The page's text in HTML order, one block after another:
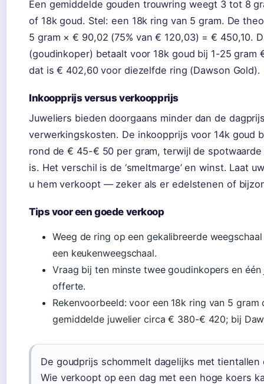
Een gemiddelde gouden trouwring weegt 3 tot 8
of 18k goud. Stel: een 18k ring van 5 gram. De
5 gram × € 90,02 (75% van € 120,03) = € 450,10.
(goudinkoper) betaalt voor 18k goud bij 1-25
dat is € 402,60 voor diezelfde ring (Dawson Gold).
Inkoopprijs versus verkoopprijs
Juweliers bieden doorgaans minder dan de
verwerkingskosten. De inkoopprijs voor 14k goud
rond de € 45-€ 50 per gram, terwijl de
is. Het verschil is de ‘smeltmarge’ en winst. Laat
u hem verkoopt — zeker als er edelstenen of
Tips voor een goede verkoop
Weeg de ring op een gekalibreerde
een keukenweegschaal.
Vraag bij ten minste twee goudinkopers en één
offerte.
Rekenvoorbeeld: voor een 18k ring van 5
gemiddelde juwelier circa € 380-€ 420; bij
De goudprijs schommelt dagelijks met tientallen
Wie verkoopt op een dag met een hoge koers